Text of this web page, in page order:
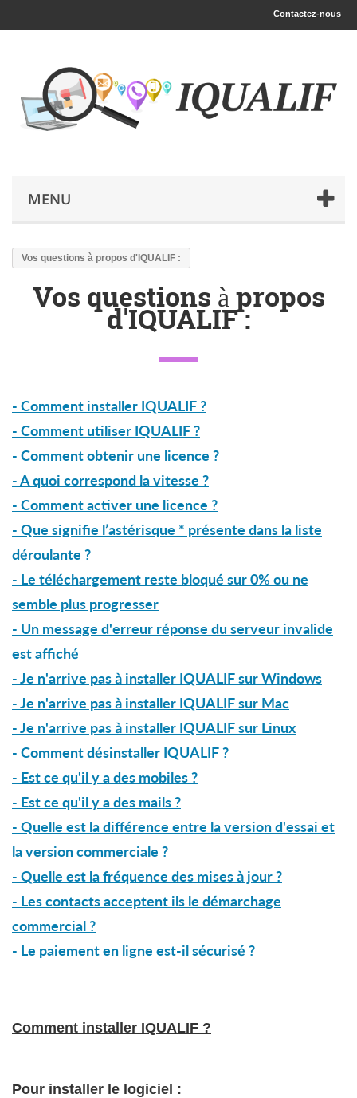
Contactez-nous
MENU
Vos questions à propos d'IQUALIF :
Vos questions à propos
d'IQUALIF :
- Comment installer IQUALIF ?
- Comment utiliser IQUALIF ?
- Comment obtenir une licence ?
- A quoi correspond la vitesse ?
- Comment activer une licence ?
- Que signifie l’astérisque * présente dans la liste
déroulante ?
- Le téléchargement reste bloqué sur 0% ou ne
semble plus progresser
- Un message d'erreur réponse du serveur invalide
est affiché
- Je n'arrive pas à installer IQUALIF sur Windows
- Je n'arrive pas à installer IQUALIF sur Mac
- Je n'arrive pas à installer IQUALIF sur Linux
- Comment désinstaller IQUALIF ?
- Est ce qu'il y a des mobiles ?
- Est ce qu'il y a des mails ?
- Quelle est la différence entre la version d'essai et
la version commerciale ?
- Quelle est la fréquence des mises à jour ?
- Les contacts acceptent ils le démarchage
commercial ?
- Le paiement en ligne est-il sécurisé ?
Comment installer IQUALIF ?
Pour installer le logiciel :